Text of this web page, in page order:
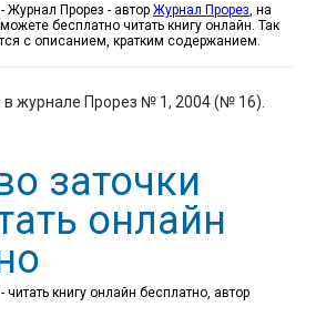
Искусство заточки ножа - Журнал Прорез - автор Журнал Прорез, на
бесплатно читать книгу онлайн. Так
с описанием, кратким содержанием.
в журнале Прорез № 1, 2004 (№ 16).
заточки
онлайн
читать книгу онлайн бесплатно, автор